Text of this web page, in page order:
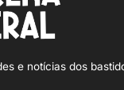
e notícias dos